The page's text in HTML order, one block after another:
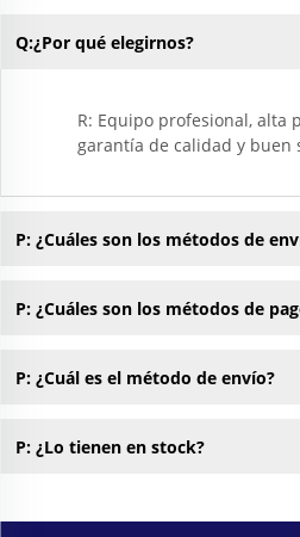
Q:¿Por qué elegirnos?
R: Equipo profesional, alta
garantía de calidad y buen
P: ¿Cuáles son los métodos de
P: ¿Cuáles son los métodos de
P: ¿Cuál es el método de envío?
P: ¿Lo tienen en stock?